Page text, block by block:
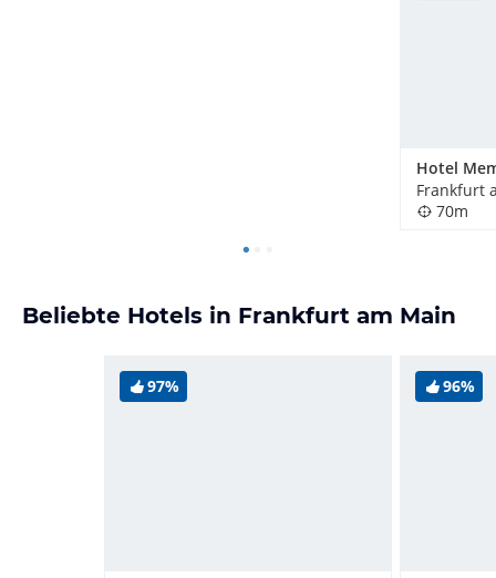
Hotel
Frankfurt
70m
Beliebte Hotels in Frankfurt am Main
97% 96%